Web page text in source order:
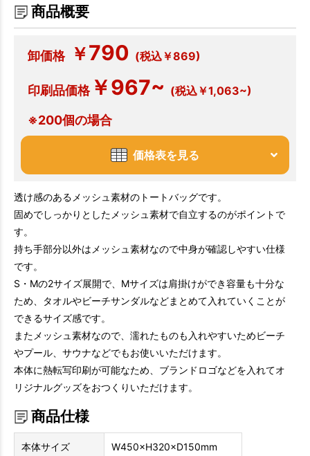
商品概要
卸価格 ￥790 (税込￥869)
印刷品価格￥967~ (税込￥1,063~)
※200個の場合
価格表を見る
透け感のあるメッシュ素材のトートバッグです。
固めでしっかりとしたメッシュ素材で自立するのがポイントで
す。
持ち手部分以外はメッシュ素材なので中身が確認しやすい仕様
です。
S・Mの2サイズ展開で、Mサイズは肩掛けができ容量も十分な
ため、タオルやビーチサンダルなどまとめて入れていくことが
できるサイズ感です。
またメッシュ素材なので、濡れたものも入れやすいためビーチ
やプール、サウナなどでもお使いいただけます。
本体に熱転写印刷が可能なため、ブランドロゴなどを入れてオ
リジナルグッズをおつくりいただけます。
商品仕様
本体サイズ W450×H320×D150mm